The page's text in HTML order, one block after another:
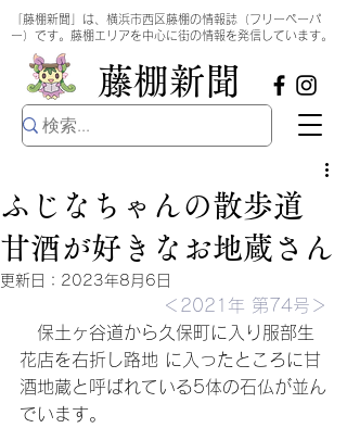
​藤棚新聞
「藤棚新聞」は、横浜市西区藤棚の情報誌（フリーペーパ
ー）です。藤棚エリアを中心に街の情報を発信しています。
ふじなちゃんの散歩道
甘酒が好きなお地蔵さん
更新日： 2023年8月6日
＜2021年 第74号＞
保土ヶ谷道から久保町に入り服部生
花店を右折し路地 に入ったところに甘
酒地蔵と呼ばれている5体の石仏が並ん
でいます。